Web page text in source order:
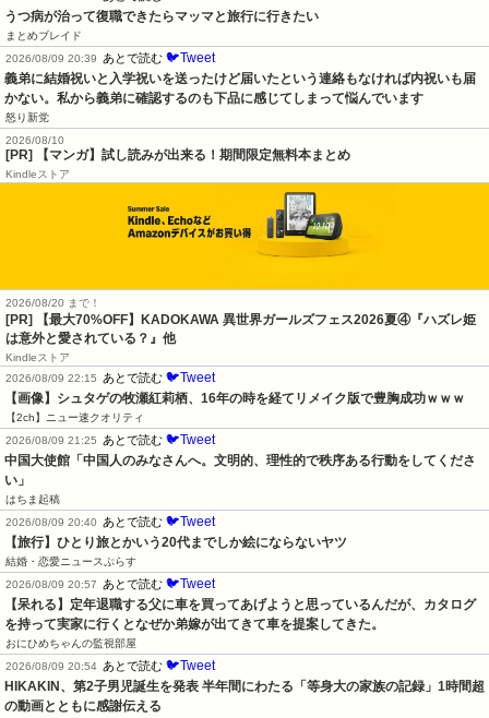
うつ病が治って復職できたらマッマと旅行に行きたい
まとめブレイド
2026/08/09 20:39
あとで読む 🐦Tweet
義弟に結婚祝いと入学祝いを送ったけど届いたという連絡もなければ内祝いも届
かない。私から義弟に確認するのも下品に感じてしまって悩んでいます
怒り新党
2026/08/10
[PR] 【マンガ】試し読みが出来る！期間限定無料本まとめ
Kindleストア
2026/08/20 まで！
[PR] 【最大70%OFF】KADOKAWA 異世界ガールズフェス2026夏④『ハズレ姫
は意外と愛されている？』他
Kindleストア
2026/08/09 22:15
あとで読む 🐦Tweet
【画像】シュタゲの牧瀬紅莉栖、16年の時を経てリメイク版で豊胸成功ｗｗｗ
【2ch】ニュー速クオリティ
2026/08/09 21:25
あとで読む 🐦Tweet
中国大使館「中国人のみなさんへ。文明的、理性的で秩序ある行動をしてくださ
い」
はちま起稿
2026/08/09 20:40
あとで読む 🐦Tweet
【旅行】ひとり旅とかいう20代までしか絵にならないヤツ
結婚・恋愛ニュースぷらす
2026/08/09 20:57
あとで読む 🐦Tweet
【呆れる】定年退職する父に車を買ってあげようと思っているんだが、カタログ
を持って実家に行くとなぜか弟嫁が出てきて車を提案してきた。
おにひめちゃんの監視部屋
2026/08/09 20:54 あとで読む 🐦Tweet
HIKAKIN、第2子男児誕生を発表 半年間にわたる「等身大の家族の記録」1時間超
の動画とともに感謝伝える